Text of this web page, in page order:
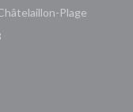
Plage
une nouvelle
((ouvre une